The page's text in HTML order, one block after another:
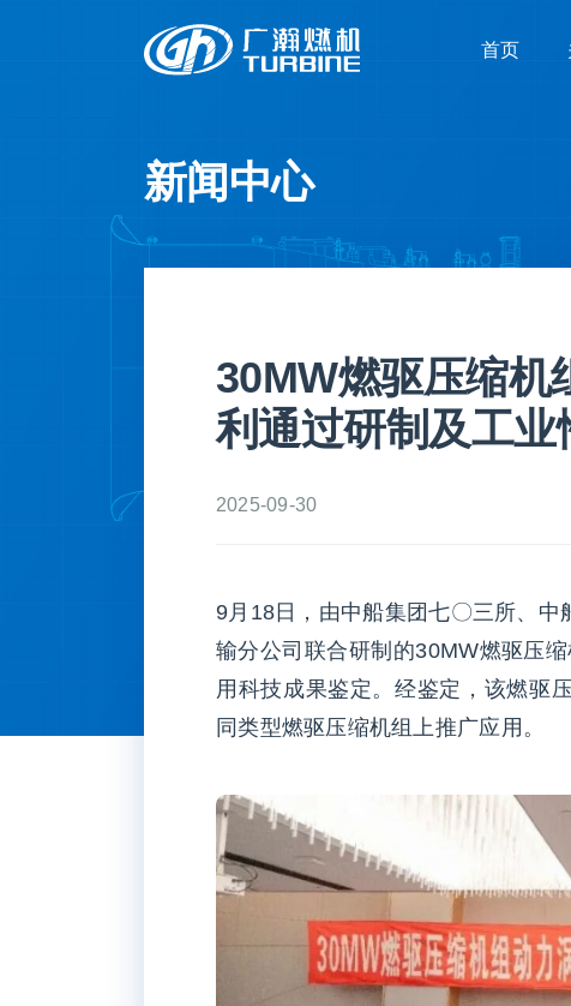
首页
首页
新闻中心
30MW燃驱压缩机
利通过研制及工
2025-09-30
9月18日，由中船集团七〇三所、
输分公司联合研制的30MW燃驱压
用科技成果鉴定。经鉴定，该燃驱
同类型燃驱压缩机组上推广应用。